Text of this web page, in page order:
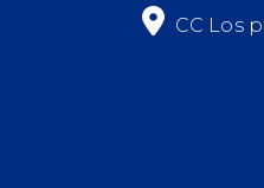
CC Los